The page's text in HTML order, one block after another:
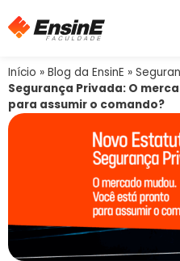
Início » Blog da EnsinE »
Segurança Privada: O
para assumir o comando?